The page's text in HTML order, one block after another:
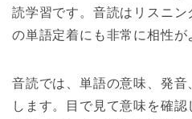
読学習です。音読はリスニ
の単語定着にも非常に相性が
音読では、単語の意味、発
します。目で見て意味を確